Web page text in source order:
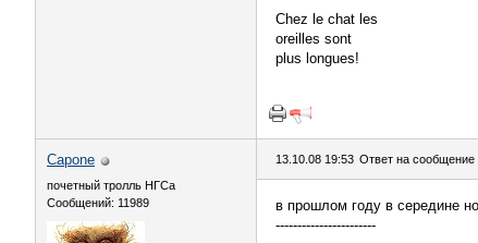
Chez le chat les
oreilles sont
plus longues!
Capone
почетный тролль НГСа
Сообщений: 11989
13.10.08 19:53 Ответ на сообщение
в прошлом году в середине
-----------------------